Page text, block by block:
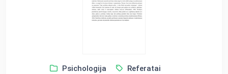
Psichologija Referatai